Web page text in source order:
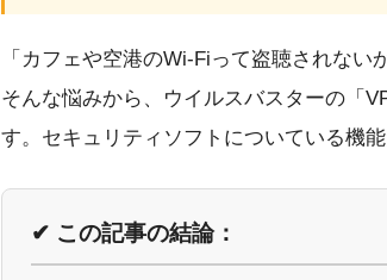
「カフェや空港のWi-Fiって盗聴されない
そんな悩みから、ウイルスバスターの「
す。セキュリティソフトについている機
✔ この記事の結論：